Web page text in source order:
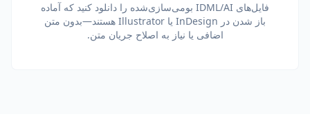
فایل‌های IDML/AI بومی‌سازی‌شده را دانلود کنید که آماده
باز شدن در InDesign یا Illustrator هستند—بدون متن
اضافی یا نیاز به اصلاح جریان متن.